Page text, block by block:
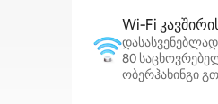
Wi‑Fi
80
ობერჰახინგი